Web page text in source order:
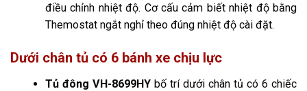
điều chỉnh nhiệt độ. Cơ cấu cảm biết nhiệt độ bằng
Themostat ngắt nghỉ theo đúng nhiệt độ cài đặt.
Dưới chân tủ có 6 bánh xe chịu lực
Tủ đông VH-8699HY bố trí dưới chân tủ có 6 chiếc